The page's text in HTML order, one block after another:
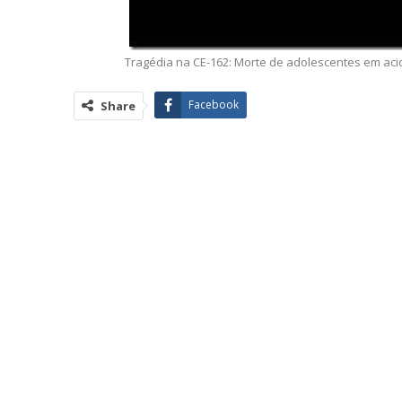
Tragédia na CE-162: Morte de adolescentes em
Share Facebook